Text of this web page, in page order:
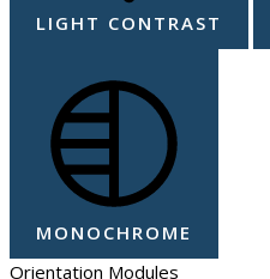
LIGHT CONTRAST
MONOCHROME
Orientation Modules